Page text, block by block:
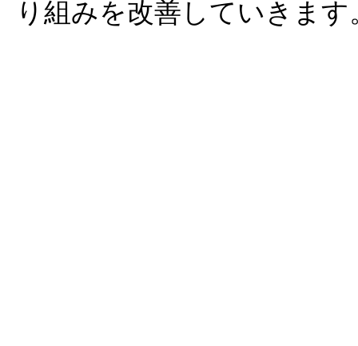
り組みを改善していきます